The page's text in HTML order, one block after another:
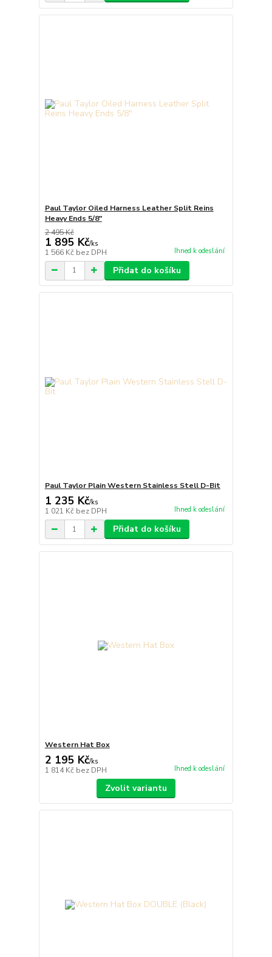
Paul Taylor Oiled Harness Leather Split Reins
Heavy Ends 5/8"
2 495 Kč
1 895 Kč/ks
1 566 Kč bez DPH Ihned k odeslání
Přidat do košíku
Paul Taylor Plain Western Stainless Stell D-Bit
1 235 Kč/ks
1 021 Kč bez DPH Ihned k odeslání
Přidat do košíku
Western Hat Box
2 195 Kč/ks
1 814 Kč bez DPH Ihned k odeslání
Zvolit variantu